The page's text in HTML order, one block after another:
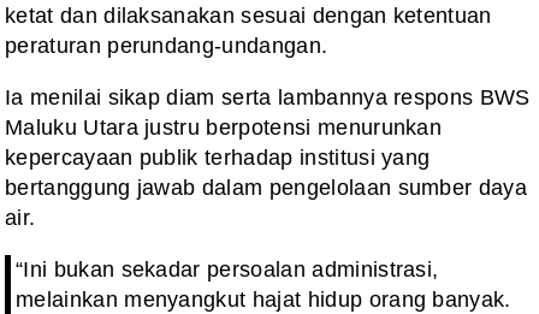
ketat dan dilaksanakan sesuai dengan ketentuan
peraturan perundang-undangan.
Ia menilai sikap diam serta lambannya respons BWS
Maluku Utara justru berpotensi menurunkan
kepercayaan publik terhadap institusi yang
bertanggung jawab dalam pengelolaan sumber daya
air.
“Ini bukan sekadar persoalan administrasi,
melainkan menyangkut hajat hidup orang banyak.